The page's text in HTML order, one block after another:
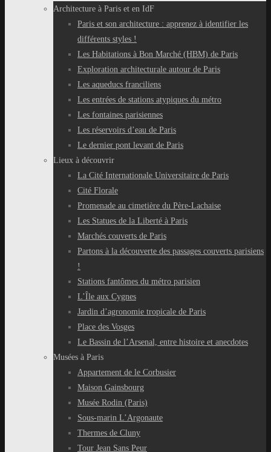
Architecture à Paris et en IdF
Paris et son architecture : apprenez à identifier les
différents styles !
Les Habitations à Bon Marché (HBM) de Paris
Exploration architecturale autour de Paris
Les aqueducs franciliens
Les entrées de stations atypiques du métro
Les fontaines parisiennes
Les réservoirs d’eau de Paris
Le dernier pont levant de Paris
Lieux à découvrir
La Cité Internationale Universitaire de Paris
Cité Florale
Promenade au cimetière du Père-Lachaise
Les Statues de la Liberté à Paris
Marchés couverts de Paris
Partons à la découverte des passages couverts parisiens
!
Stations fantômes du métro parisien
L’Île aux Cygnes
Jardin d’agronomie tropicale de Paris
Place des Vosges
Le Bassin de l’Arsenal, entre histoire et anecdotes
Musées à Paris
Appartement de le Corbusier
Maison Gainsbourg
Musée Rodin (Paris)
Sous-marin L’Argonaute
Thermes de Cluny
Tour Jean Sans Peur